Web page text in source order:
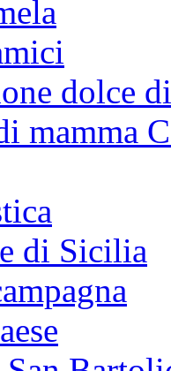
dolce
mamma
di Sicilia